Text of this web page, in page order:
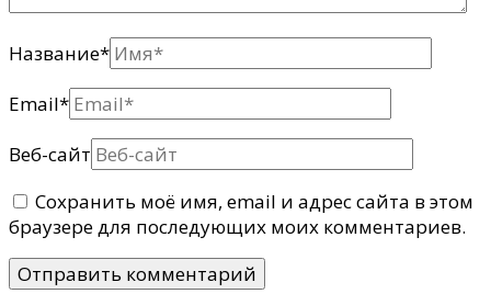
Название*
Email*
Веб-сайт
Сохранить моё имя, email и адрес сайта в этом
браузере для последующих моих комментариев.